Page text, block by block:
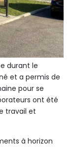
durant le
et a permis de
pour se
ont été
travail et
à horizon